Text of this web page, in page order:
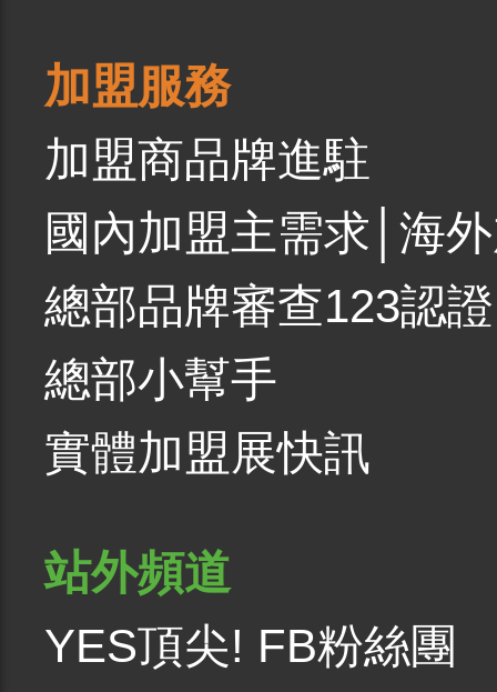
加盟服務
加盟商品牌進駐
國內加盟主需求 海
總部品牌審查123認證
總部小幫手
實體加盟展快訊
站外頻道
YES頂尖! FB粉絲團